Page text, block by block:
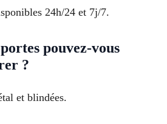
24h/24 et 7j/7.
pouvez-vous
?
et blindées.